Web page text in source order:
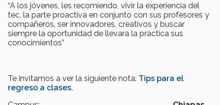
“A los jóvenes, les recomiendo, vivir la experiencia del
tec, la parte proactiva en conjunto con sus profesores y
compañeros, ser innovadores, creativos y buscar
siempre la oportunidad de llevara la práctica sus
conocimientos”
Te invitamos a ver la siguiente nota: Tips para el
regreso a clases.